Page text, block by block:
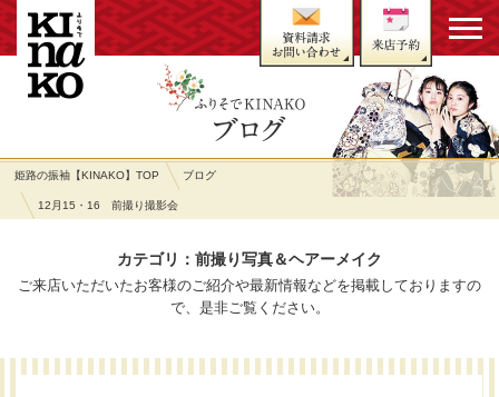
姫路の振袖【KINAKO】TOP ブログ
12月15・16 前撮り撮影会
カテゴリ：前撮り写真＆ヘアーメイク
ご来店いただいたお客様のご紹介や最新情報などを掲載しておりますの
で、是非ご覧ください。